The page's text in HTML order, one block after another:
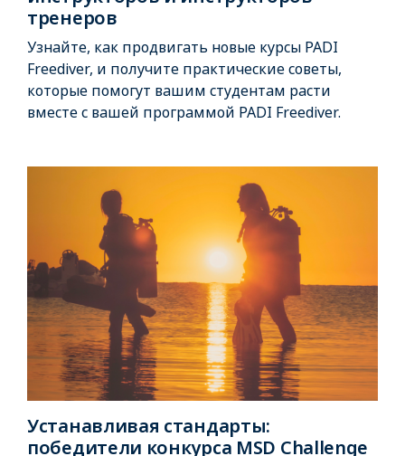
тренеров
Узнайте, как продвигать новые курсы PADI
Freediver, и получите практические советы,
которые помогут вашим студентам расти
вместе с вашей программой PADI Freediver.
Устанавливая стандарты:
победители конкурса MSD Challenge